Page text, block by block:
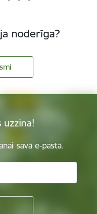
noderīga?
uzzina!
savā e-pastā.